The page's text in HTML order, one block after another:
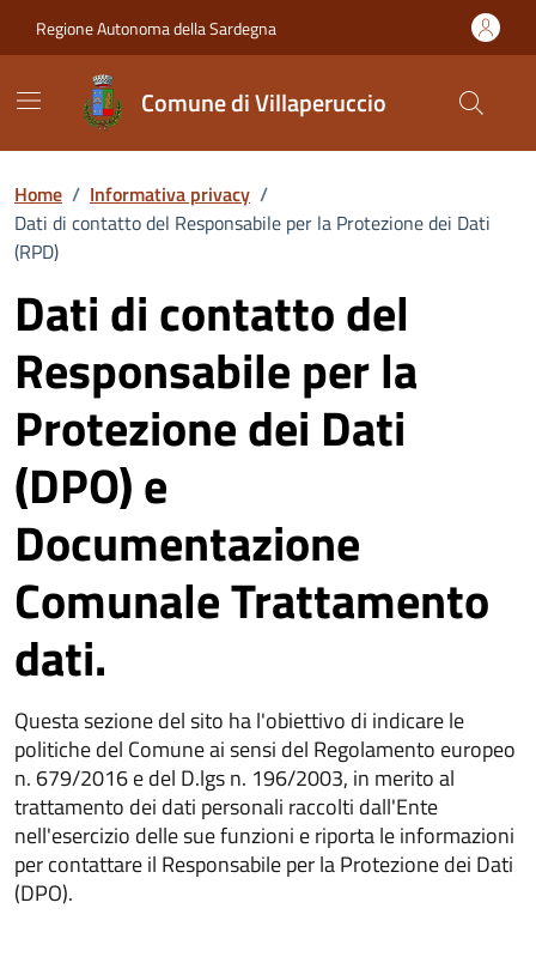
Regione Autonoma della Sardegna
Comune di Villaperuccio
Home / Informativa privacy /
Dati di contatto del Responsabile per la Protezione dei Dati
(RPD)
Dati di contatto del
Responsabile per la
Protezione dei Dati
(DPO) e
Documentazione
Comunale Trattamento
dati.
Questa sezione del sito ha l'obiettivo di indicare le
politiche del Comune ai sensi del Regolamento europeo
n. 679/2016 e del D.lgs n. 196/2003, in merito al
trattamento dei dati personali raccolti dall'Ente
nell'esercizio delle sue funzioni e riporta le informazioni
per contattare il Responsabile per la Protezione dei Dati
(DPO).